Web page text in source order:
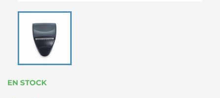
EN STOCK